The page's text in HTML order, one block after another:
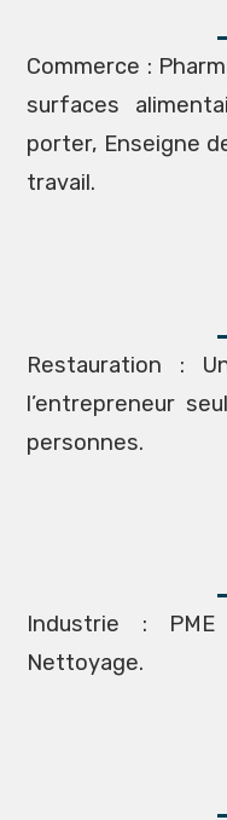
Commerce :
surfaces
porter, Enseigne
travail.
Restauration :
l’entrepreneur
personnes.
Industrie : PME
Nettoyage.